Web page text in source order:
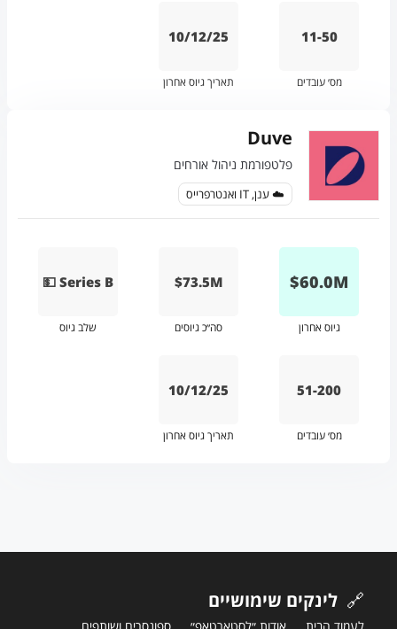
11-50
מס׳ עובדים
10/12/25
תאריך גיוס אחרון
Duve
פלטפורמת ניהול אורחים
☁️ ענן, IT ואנטרפרייס
M
60.0
$
גיוס אחרון
$73.5M
סה״כ גיוסים
💵 Series B
שלב גיוס
51-200
מס׳ עובדים
10/12/25
תאריך גיוס אחרון
🔗 לינקים שימושיים